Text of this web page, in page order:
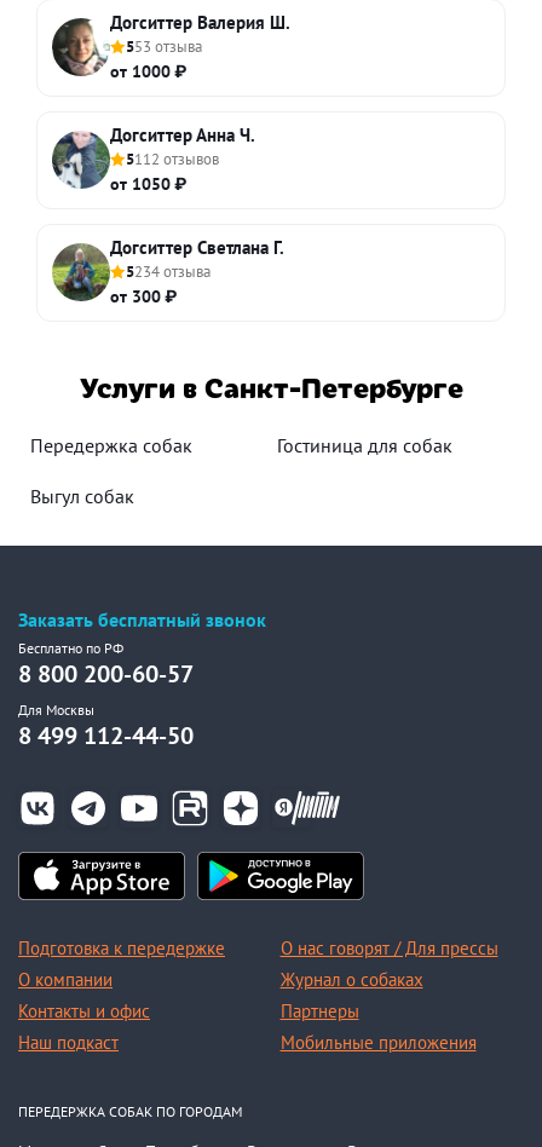
Догситтер Валерия Ш.
553 отзыва
от 1000 ₽
Догситтер Анна Ч.
5112 отзывов
от 1050 ₽
Догситтер Светлана Г.
5234 отзыва
от 300 ₽
Услуги в Санкт-Петербурге
Передержка собак Гостиница для собак
Выгул собак
Заказать бесплатный звонок
Бесплатно по РФ
8 800 200-60-57
Для Москвы
8 499 112-44-50
Подготовка к передержке
О компании
Контакты и офис
Наш подкаст
О нас говорят / Для прессы
Журнал о собаках
Партнеры
Мобильные приложения
ПЕРЕДЕРЖКА СОБАК ПО ГОРОДАМ